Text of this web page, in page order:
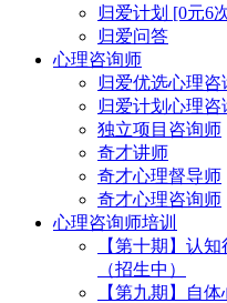
归爱计划 [0元6
归爱问答
心理咨询师
归爱优选心理咨
归爱计划心理咨
独立项目咨询师
奇才讲师
奇才心理督导师
奇才心理咨询师
心理咨询师培训
【第十期】认
（招生中）
【第九期】自